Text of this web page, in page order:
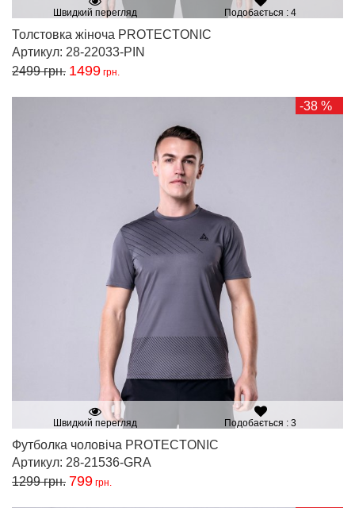
Швидкий перегляд Подобається : 4
Толстовка жіноча PROTECTONIC
Артикул: 28-22033-PIN
2499грн. 1499 грн.
-38 %
Швидкий перегляд Подобається : 3
Футболка чоловіча PROTECTONIC
Артикул: 28-21536-GRA
1299грн. 799 грн.